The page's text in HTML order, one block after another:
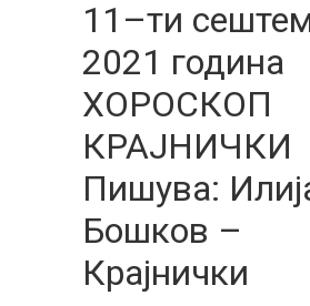
11–ти
2021 година
ХОРОСКОП
КРАЈНИЧКИ
Пишува:
Бошков –
Крајнички